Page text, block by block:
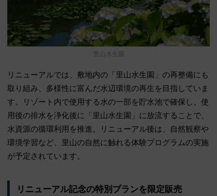
里山水生園
リニューアルでは、敷地内の「里山水生園」の再整備にも
取り組み、多様性に富んだ水辺環境の再生を目指していま
す。リゾート内で使用する水の一部を貯水池で確保し、使
用後の排水を浄化後に「里山水生園」に放流することで、
水資源の循環利用を推進。リニューアル後は、自然観察や
環境学習など、里山の自然に触れる体験プログラムの実施
が予定されています。
リニューアル記念の特別プランを限定販売